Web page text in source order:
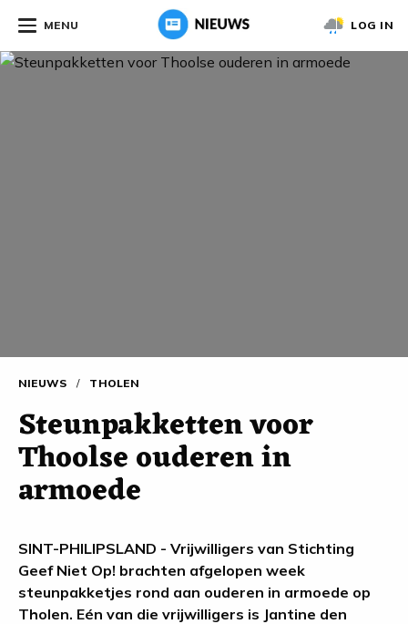
MENU LOG IN
NIEUWS / THOLEN
Steunpakketten voor
Thoolse ouderen in
armoede
SINT-PHILIPSLAND - Vrijwilligers van Stichting
Geef Niet Op! brachten afgelopen week
steunpakketjes rond aan ouderen in armoede op
Tholen. Eén van die vrijwilligers is Jantine den